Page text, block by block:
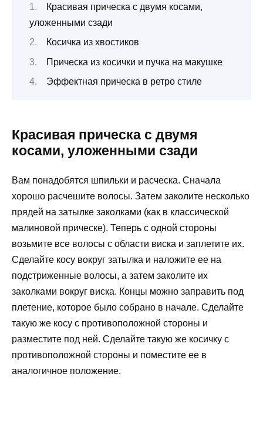
Красивая прическа с двумя косами,
уложенными сзади
Косичка из хвостиков
Прическа из косички и пучка на макушке
Эффектная прическа в ретро стиле
Красивая прическа с двумя
косами, уложенными сзади
Вам понадобятся шпильки и расческа. Сначала
хорошо расчешите волосы. Затем заколите несколько
прядей на затылке заколками (как в классической
малиновой прическе). Теперь с одной стороны
возьмите все волосы с области виска и заплетите их.
Сделайте косу вокруг затылка и наложите ее на
подстриженные волосы, а затем заколите их
заколками вокруг виска. Концы можно заправить под
плетение, которое было собрано в начале. Сделайте
такую ​​же косу с противоположной стороны и
разместите под ней. Сделайте такую ​​же косичку с
противоположной стороны и поместите ее в
аналогичное положение.